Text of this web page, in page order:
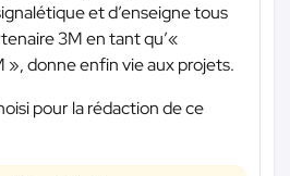
et d’enseigne tous
3M en tant qu’«
», donne enfin vie aux projets.
pour la rédaction de ce